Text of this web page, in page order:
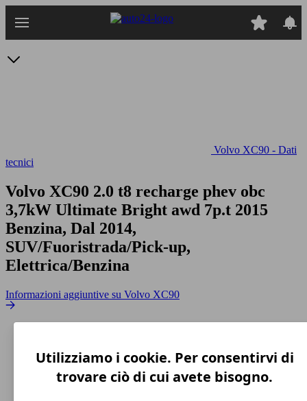
Volvo XC90 - Dati
tecnici
Volvo XC90 2.0 t8 recharge phev obc
3,7kW Ultimate Bright awd 7p.t 2015
Benzina, Dal 2014,
SUV/Fuoristrada/Pick-up,
Elettrica/Benzina
Informazioni aggiuntive su Volvo XC90
Utilizziamo i cookie. Per consentirvi di
trovare ciò di cui avete bisogno.